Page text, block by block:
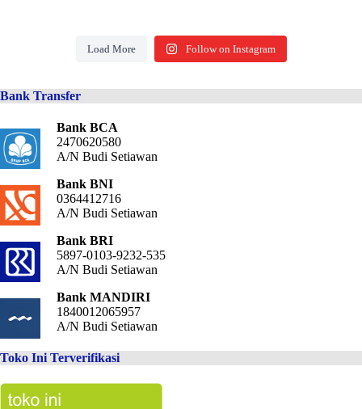
Load More Follow on Instagram
Bank Transfer
Bank BCA
2470620580
A/N Budi Setiawan
Bank BNI
0364412716
A/N Budi Setiawan
Bank BRI
5897-0103-9232-535
A/N Budi Setiawan
Bank MANDIRI
1840012065957
A/N Budi Setiawan
Toko Ini Terverifikasi